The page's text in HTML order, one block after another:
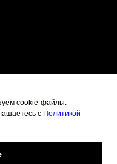
СТР. 5
cookie-файлы.
с Политикой